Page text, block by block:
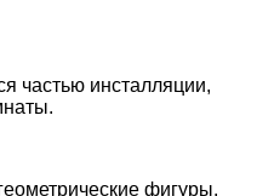
частью инсталляции,
фигуры,